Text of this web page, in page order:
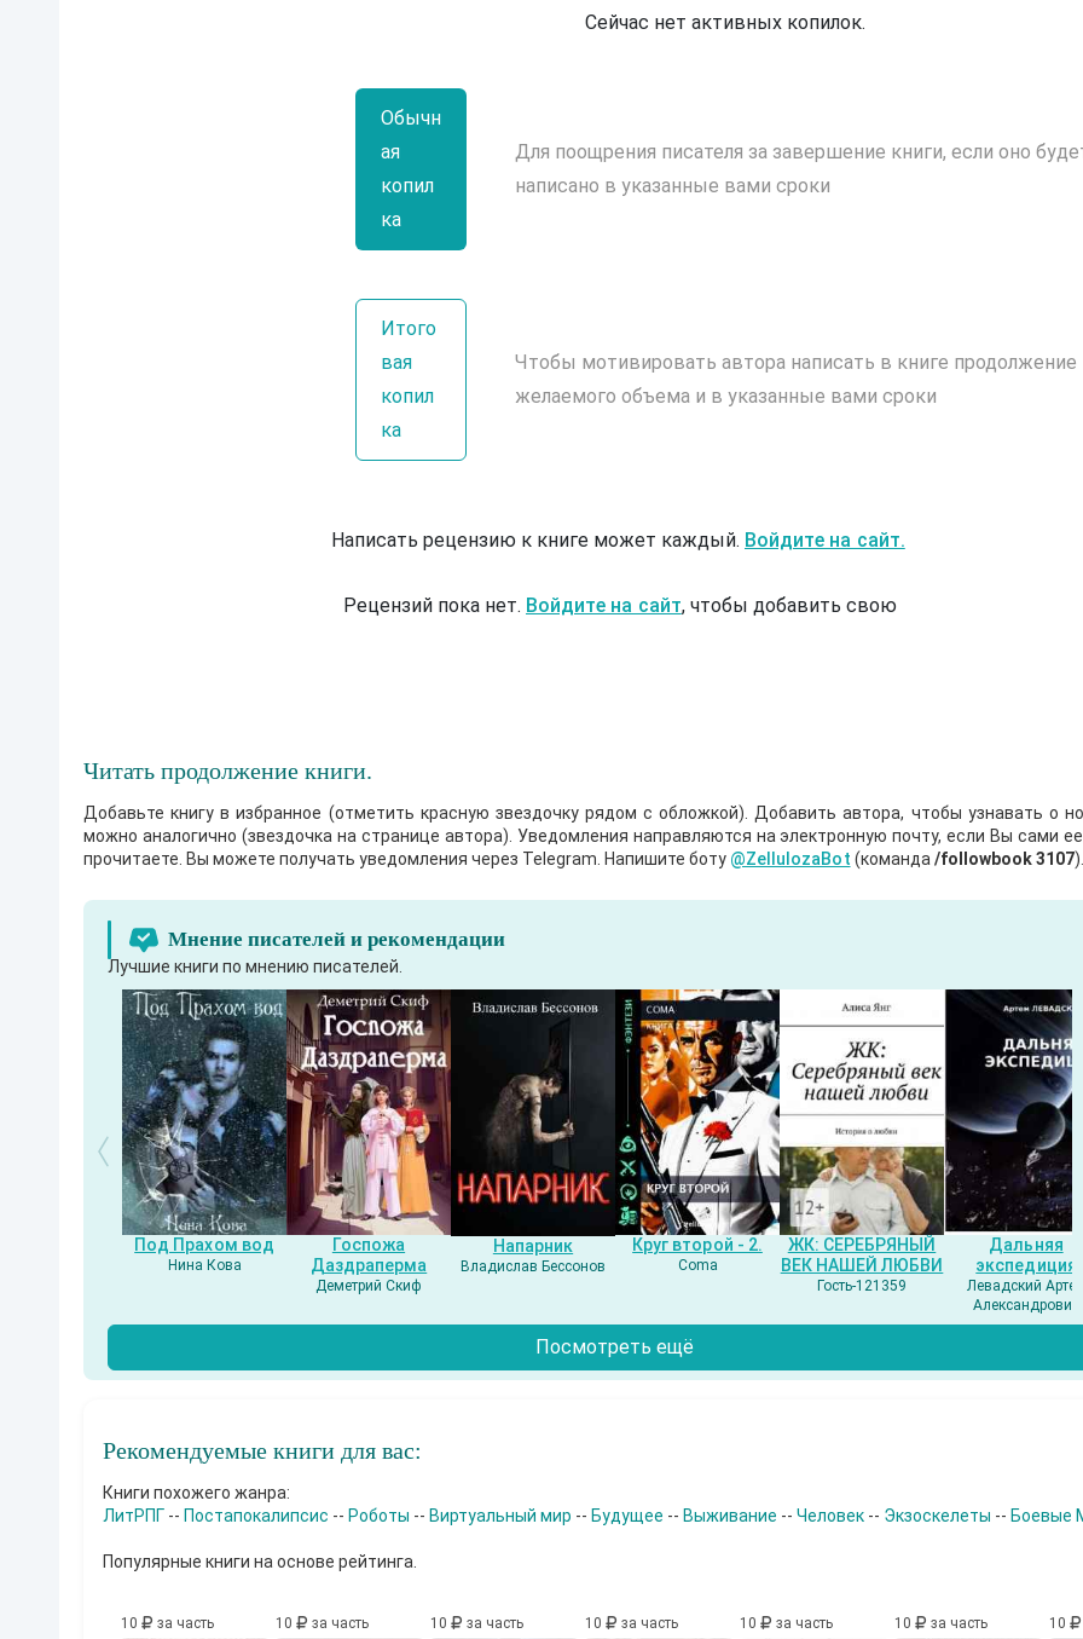
Сейчас нет активных копилок.
Обычн
ая
копил
ка
Для поощрения писателя за завершение книги, если оно
написано в указанные вами сроки
Итого
вая
копил
ка
Чтобы мотивировать автора написать в книге продолжение
желаемого объема и в указанные вами сроки
Написать рецензию к книге может каждый. Войдите на сайт.
Рецензий пока нет. Войдите на сайт, чтобы добавить свою
Читать продолжение книги.
Добавьте книгу в избранное (отметить красную звездочку рядом с обложкой). Добавить автора, чтобы узнавать о
можно аналогично (звездочка на странице автора). Уведомления направляются на электронную почту, если Вы сами
прочитаете. Вы можете получать уведомления через Telegram. Напишите боту @ZellulozaBot (команда /followbook 3107).
Мнение писателей и рекомендации
Лучшие книги по мнению писателей.
Под Прахом вод
Нина Кова
Госпожа
Даздраперма
Деметрий Скиф
Напарник
Владислав Бессонов
Круг второй - 2.
Coma
ЖК: СЕРЕБРЯНЫЙ
ВЕК НАШЕЙ ЛЮБВИ
Гость-121359
Дальняя
экспедиция
Левадский Артем
Александрович
Посмотреть ещё
Рекомендуемые книги для вас:
Книги похожего жанра:
ЛитРПГ -- Постапокалипсис -- Роботы -- Виртуальный мир -- Будущее -- Выживание -- Человек -- Экзоскелеты -- Боевые
Популярные книги на основе рейтинга.
10 за часть 10 за часть 10 за часть 10 за часть 10 за часть 10 за часть 10